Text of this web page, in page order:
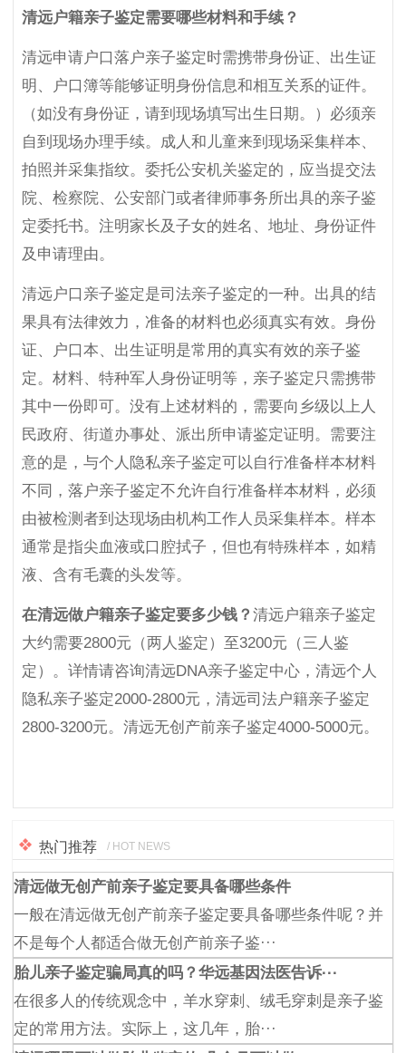
清远户籍亲子鉴定需要哪些材料和手续？
清远申请户口落户亲子鉴定时需携带身份证、出生证
明、户口簿等能够证明身份信息和相互关系的证件。
（如没有身份证，请到现场填写出生日期。）必须亲
自到现场办理手续。成人和儿童来到现场采集样本、
拍照并采集指纹。委托公安机关鉴定的，应当提交法
院、检察院、公安部门或者律师事务所出具的亲子鉴
定委托书。注明家长及子女的姓名、地址、身份证件
及申请理由。
清远户口亲子鉴定是司法亲子鉴定的一种。出具的结
果具有法律效力，准备的材料也必须真实有效。身份
证、户口本、出生证明是常用的真实有效的亲子鉴
定。材料、特种军人身份证明等，亲子鉴定只需携带
其中一份即可。没有上述材料的，需要向乡级以上人
民政府、街道办事处、派出所申请鉴定证明。需要注
意的是，与个人隐私亲子鉴定可以自行准备样本材料
不同，落户亲子鉴定不允许自行准备样本材料，必须
由被检测者到达现场由机构工作人员采集样本。样本
通常是指尖血液或口腔拭子，但也有特殊样本，如精
液、含有毛囊的头发等。
在清远做户籍亲子鉴定要多少钱？ 清远户籍亲子鉴定
大约需要2800元（两人鉴定）至3200元（三人鉴
定）。详情请咨询清远DNA亲子鉴定中心，清远个人
隐私亲子鉴定2000-2800元，清远司法户籍亲子鉴定
2800-3200元。清远无创产前亲子鉴定4000-5000元。
热门推荐 / HOT NEWS
清远做无创产前亲子鉴定要具备哪些条件
一般在清远做无创产前亲子鉴定要具备哪些条件呢？并
不是每个人都适合做无创产前亲子鉴···
胎儿亲子鉴定骗局真的吗？华远基因法医告诉···
在很多人的传统观念中，羊水穿刺、绒毛穿刺是亲子鉴
定的常用方法。实际上，这几年，胎···